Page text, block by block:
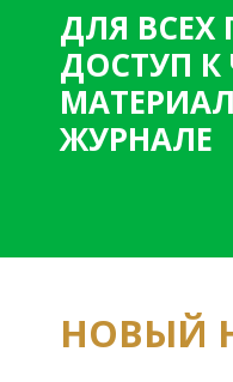
ДЛЯ ВСЕХ
ДОСТУП К
ЖУРНАЛЕ
НОВЫЙ